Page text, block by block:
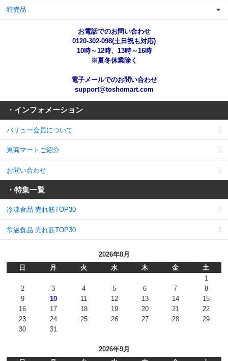
特売品
お電話でのお問い合わせ
0120-302-098(土日祝も対応)
10時～12時、13時～16時
※夏冬休業除く
電子メールでのお問い合わせ
support@toshomart.com
・インフォメーション
バリュー会員について
東商マートご紹介
お問い合わせ
・特集一覧
冷凍食品 売れ筋TOP30
常温食品 売れ筋TOP30
2026年8月
日
月 火 水 木 金
土
1
2
3 4 5 6 7
8
9
10 11 12 13 14
15
16
17 18 19 20 21
22
23
24 25 26 27 28
29
30
31
2026年9月